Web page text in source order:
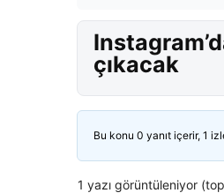
çıkacak
Bu konu 0 yanıt içerir, 1
1 yazı görüntüleniyor